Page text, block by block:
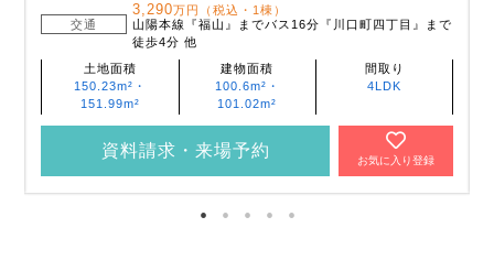
3,290万円（税込・1棟）
交通
山陽本線『福山』までバス16分『川口町四丁目』まで
徒歩4分 他
土地面積
150.23m²・
151.99m²
建物面積
100.6m²・
101.02m²
間取り
4LDK
資料請求・来場予約
お気に入り登録